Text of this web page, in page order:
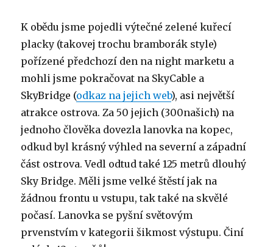
K obědu jsme pojedli výtečné zelené kuřecí
placky (takovej trochu bramborák style)
pořízené předchozí den na night marketu a
mohli jsme pokračovat na SkyCable a
SkyBridge (odkaz na jejich web), asi největší
atrakce ostrova. Za 50 jejich (300našich) na
jednoho člověka dovezla lanovka na kopec,
odkud byl krásný výhled na severní a západní
část ostrova. Vedl odtud také 125 metrů dlouhý
Sky Bridge. Měli jsme velké štěstí jak na
žádnou frontu u vstupu, tak také na skvělé
počasí. Lanovka se pyšní světovým
prvenstvím v kategorii šikmost výstupu. Činí